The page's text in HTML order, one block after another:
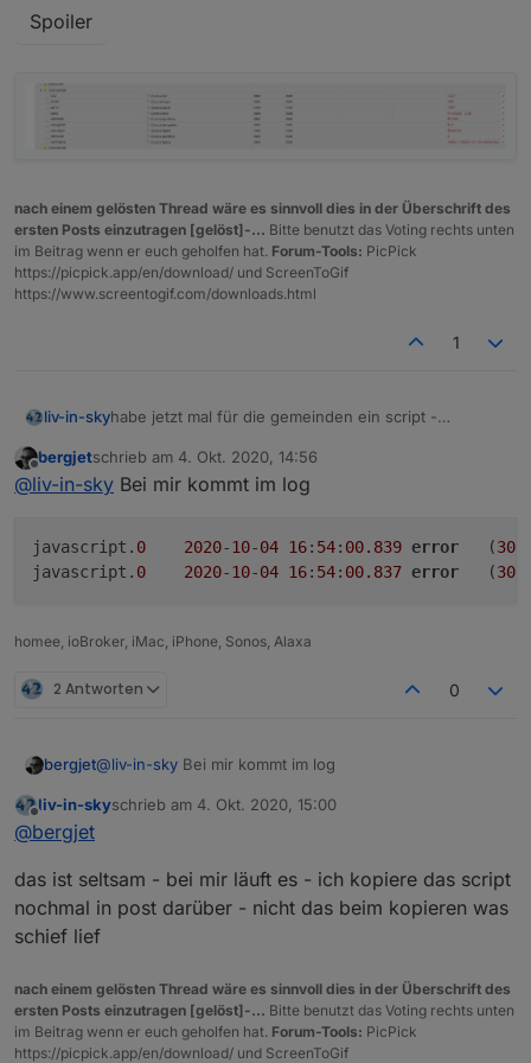
Spoiler
nach einem gelösten Thread wäre es sinnvoll dies in der Überschrift des
ersten Posts einzutragen [gelöst]-... Bitte benutzt das Voting rechts unten
im Beitrag wenn er euch geholfen hat. Forum-Tools: PicPick
https://picpick.app/en/download/ und ScreenToGif
https://www.screentogif.com/downloads.html
1
liv-in-skyhabe jetzt mal für die gemeinden ein script -
directory ändern - sonst überschreiben sich die
daten
ihr könnt nun oben einstellen - ob nach gkz gesucht
werden soll
Offline
bergjetschrieb am 4. Okt. 2020, 14:56
zuletzt editiert von
@liv-in-sky Bei mir kommt im log
javascript. 0 2020-10-04 16: 54: 00.839 error
	(
javascript. 0 2020-10-04 16: 54: 00.837 error
	(
homee, ioBroker, iMac, iPhone, Sonos, Alaxa
2 Antworten 0
bergjet@liv-in-sky Bei mir kommt im log
javascript.0	2020-10-04 16:54:00.839	error
Offline
liv-in-skyschrieb am 4. Okt. 2020, 15:00
zuletzt editiert von
@bergjet
das ist seltsam - bei mir läuft es - ich kopiere das script
nochmal in post darüber - nicht das beim kopieren was
schief lief
nach einem gelösten Thread wäre es sinnvoll dies in der Überschrift des
ersten Posts einzutragen [gelöst]-... Bitte benutzt das Voting rechts unten
im Beitrag wenn er euch geholfen hat. Forum-Tools: PicPick
https://picpick.app/en/download/ und ScreenToGif